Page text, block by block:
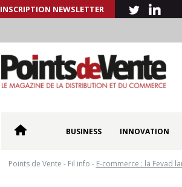
INSCRIPTION NEWSLETTER
BUSINESS INNOVATION
Points de Vente - Fil info - E-commerce : la Fevad